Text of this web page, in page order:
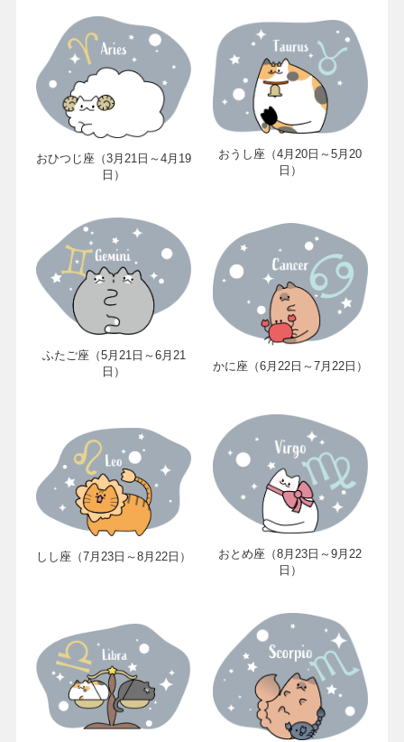
おひつじ座（3月21日～4月19
日）
おうし座（4月20日～5月20
日）
ふたご座（5月21日～6月21
日）
かに座（6月22日～7月22日）
しし座（7月23日～8月22日）
おとめ座（8月23日～9月22
日）